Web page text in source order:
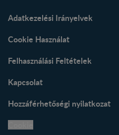
Adatkezelési Irányelvek
Cookie Használat
Felhasználási Feltételek
Kapcsolat
Hozzáférhetőségi nyilatkozat